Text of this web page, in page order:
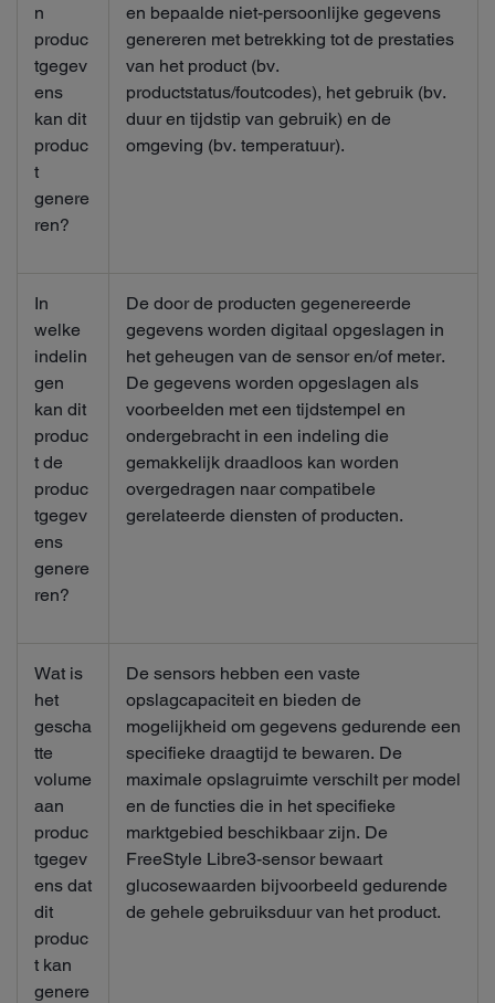
n
produc
tgegev
ens
kan dit
produc
t
genere
ren?
en bepaalde niet-persoonlijke gegevens
genereren met betrekking tot de prestaties
van het product (bv.
productstatus/foutcodes), het gebruik (bv.
duur en tijdstip van gebruik) en de
omgeving (bv. temperatuur).
In
welke
indelin
gen
kan dit
produc
t de
produc
tgegev
ens
genere
ren?
De door de producten gegenereerde
gegevens worden digitaal opgeslagen in
het geheugen van de sensor en/of meter.
De gegevens worden opgeslagen als
voorbeelden met een tijdstempel en
ondergebracht in een indeling die
gemakkelijk draadloos kan worden
overgedragen naar compatibele
gerelateerde diensten of producten.
Wat is
het
gescha
tte
volume
aan
produc
tgegev
ens dat
dit
produc
t kan
genere
De sensors hebben een vaste
opslagcapaciteit en bieden de
mogelijkheid om gegevens gedurende een
specifieke draagtijd te bewaren. De
maximale opslagruimte verschilt per model
en de functies die in het specifieke
marktgebied beschikbaar zijn. De
FreeStyle Libre3-sensor bewaart
glucosewaarden bijvoorbeeld gedurende
de gehele gebruiksduur van het product.